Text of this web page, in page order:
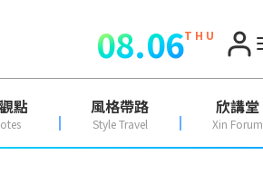
08.06T H U
點 風格帶路
Style Travel
欣講堂
Xin Forum